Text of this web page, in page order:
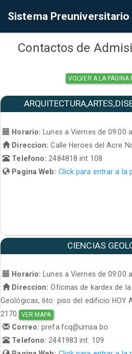
Sistema Preuniversitario
Contactos de
VOLVER A LA PÁGINA
Horario:
Lunes a Viernes de 09:00
Direccion: Calle Heroes del Acre
Telefono: 2484818 int 108
Pagina Web: Click para entrar a la
CIENCIAS
Horario: Lunes a Viernes de 09:00
Direccion: Oficinas de kardex de
Geológicas, 6to. piso del edificio HOY
2170. VER MAPA
Correo:prefa.fcq@umsa.bo
Telefono:2441983 int. 109